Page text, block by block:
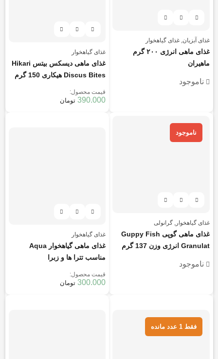
غذای آبزیان ,غذای گیاهخوار
غذای ماهی انرژی ۲۰۰ گرم
ماهیران
ناموجود
غذای گیاهخوار
غذای ماهی دیسکس بیتس Hikari
Discus Bites هیکاری 150 گرم
قیمت محصول:
تومان 390.000
ناموجود
غذای گیاهخوار ,گرانولی
غذای ماهی گوپی Guppy Fish
Granulat انرژی وزن 137 گرم
ناموجود
غذای گیاهخوار
غذای ماهی گیاهخوار Aqua
مناسب تترا ها و زبرا
قیمت محصول:
تومان 300.000
فقط 1 عدد مانده